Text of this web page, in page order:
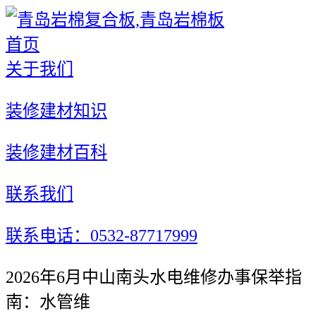
首页
关于我们
装修建材知识
装修建材百科
联系我们
联系电话：0532-87717999
2026年6月中山南头水电维修办事保举指
南：水管维